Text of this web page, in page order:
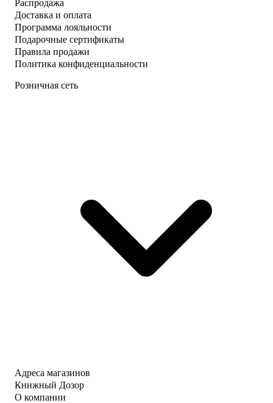
Распродажа
Доставка и оплата
Программа лояльности
Подарочные сертификаты
Правила продажи
Политика конфиденциальности
Розничная сеть
Адреса магазинов
Книжный Дозор
О компании